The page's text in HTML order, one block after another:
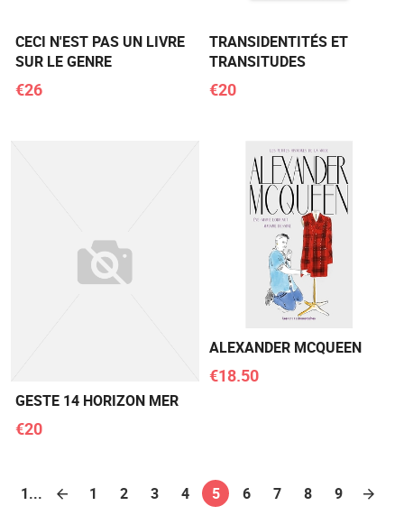
CECI N'EST PAS UN LIVRE
SUR LE GENRE
€26
TRANSIDENTITÉS ET
TRANSITUDES
€20
GESTE 14 HORIZON MER
€20
ALEXANDER MCQUEEN
€18.50
1... 1 2 3 4 5 6 7 8
9